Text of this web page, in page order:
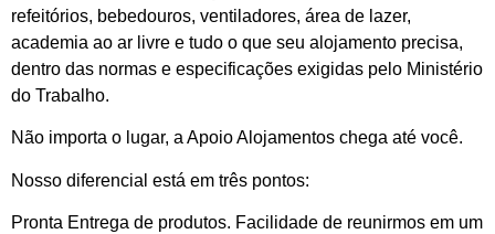
refeitórios, bebedouros, ventiladores, área de lazer,
academia ao ar livre e tudo o que seu alojamento precisa,
dentro das normas e especificações exigidas pelo Ministério
do Trabalho.
Não importa o lugar, a Apoio Alojamentos chega até você.
Nosso diferencial está em três pontos:
Pronta Entrega de produtos. Facilidade de reunirmos em um